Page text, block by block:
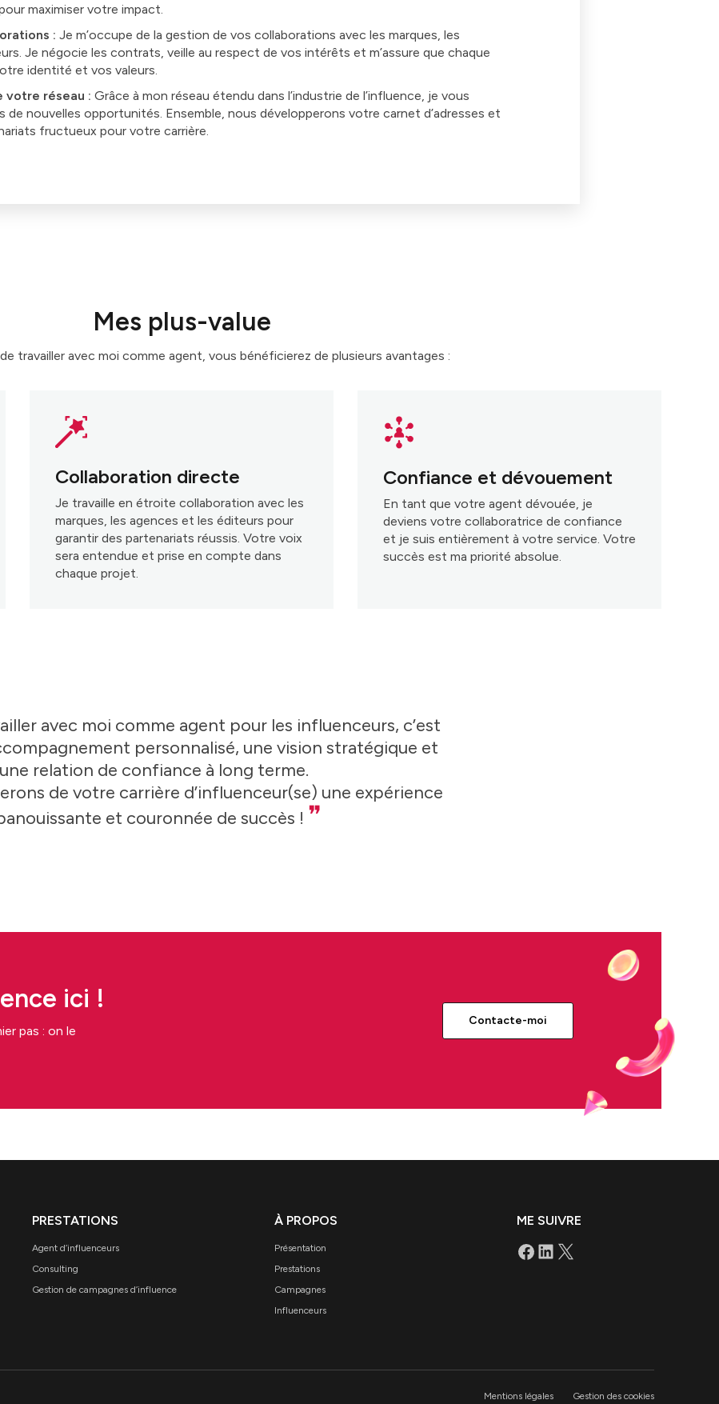
maximiser votre impact.
: Je m’occupe de la gestion de vos collaborations avec les marques, les
Je négocie les contrats, veille au respect de vos intérêts et m’assure que chaque
identité et vos valeurs.
votre réseau : Grâce à mon réseau étendu dans l’industrie de l’influence, je vous
de nouvelles opportunités. Ensemble, nous développerons votre carnet d’adresses et
fructueux pour votre carrière.
Mes plus-value
travailler avec moi comme agent, vous bénéficierez de plusieurs avantages :
Collaboration directe
Je travaille en étroite collaboration avec les
marques, les agences et les éditeurs pour
garantir des partenariats réussis. Votre voix
sera entendue et prise en compte dans
chaque projet.
Confiance et dévouement
En tant que votre agent dévouée, je
deviens votre collaboratrice de confiance
et je suis entièrement à votre service. Votre
succès est ma priorité absolue.
avec moi comme agent pour les influenceurs, c’est
personnalisé, une vision stratégique et
une relation de confiance à long terme.
de votre carrière d’influenceur(se) une expérience
et couronnée de succès ! ❞
ici !
pas : on le
Contacte-moi
PRESTATIONS
Agent d’influenceurs
Consulting
Gestion de campagnes d’influence
À PROPOS
Présentation
Prestations
Campagnes
Influenceurs
ME SUIVRE
Mentions légales Gestion des cookies